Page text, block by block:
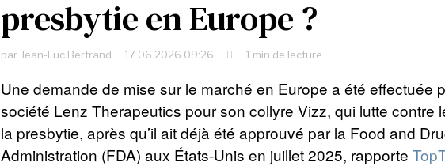
presbytie en Europe ?
par Jean-Luc Bertrand 17.06.2026 09:26 1 min de lecture
Une demande de mise sur le marché en Europe a été effectuée
société Lenz Therapeutics pour son collyre Vizz, qui lutte contre
la presbytie, après qu’il ait déjà été approuvé par la Food and
Administration (FDA) aux États-Unis en juillet 2025, rapporte